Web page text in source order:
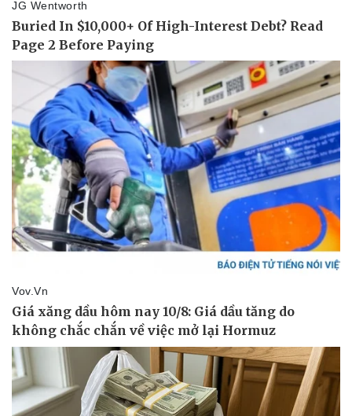
Thể thao
Bóng đá
Lịch thi đấu bóng đá
Thế giới thể thao
eSports
Hậu trường
Ô tô - Xe máy
Ô tô
Xe máy
Tư vấn